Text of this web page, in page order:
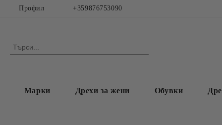
Профил +359876753090
Марки Дрехи за жени Обувки